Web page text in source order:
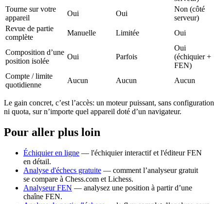
Tourne sur votre
appareil
Oui Oui
Non (côté
serveur)
Revue de partie
complète
Manuelle Limitée Oui
Composition d’une
position isolée
Oui Parfois
Oui
(échiquier +
FEN)
Compte / limite
quotidienne
Aucun Aucun Aucun
Le gain concret, c’est l’accès: un moteur puissant, sans configuration
ni quota, sur n’importe quel appareil doté d’un navigateur.
Pour aller plus loin
Échiquier en ligne — l'échiquier interactif et l'éditeur FEN
en détail.
Analyse d'échecs gratuite — comment l’analyseur gratuit
se compare à Chess.com et Lichess.
Analyseur FEN — analysez une position à partir d’une
chaîne FEN.